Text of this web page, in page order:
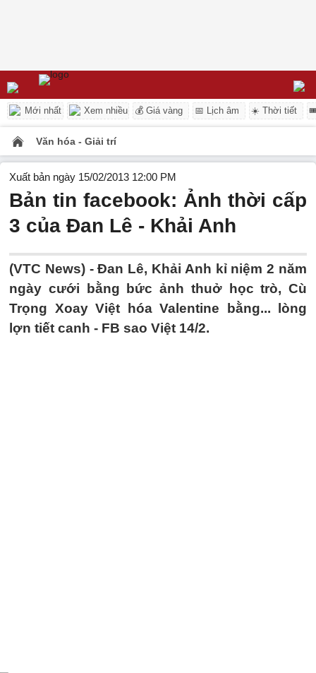
Mới nhất Xem nhiều 💰 Giá vàng 📅 Lịch âm ☀️ Thời tiết
Văn hóa - Giải trí
Xuất bản ngày 15/02/2013 12:00 PM
Bản tin facebook: Ảnh thời cấp
3 của Đan Lê - Khải Anh
(VTC News) - Đan Lê, Khải Anh kỉ niệm 2 năm
ngày cưới bằng bức ảnh thuở học trò, Cù
Trọng Xoay Việt hóa Valentine bằng... lòng
lợn tiết canh - FB sao Việt 14/2.